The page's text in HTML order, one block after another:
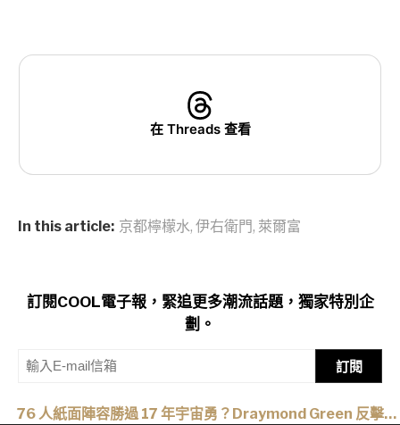
在 Threads 查看
In this article: 京都檸檬水, 伊右衛門, 萊爾富
訂閱COOL電子報，緊追更多潮流話題，獨家特別企
劃。
訂閱
76 人紙面陣容勝過 17 年宇宙勇？Draymond Green 反擊